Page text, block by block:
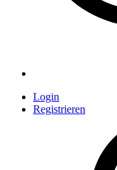
Login
Registrieren